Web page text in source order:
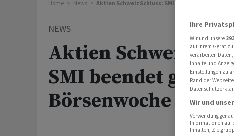
Home News Aktien Schweiz Schluss: SMI beendet gute
NEWS
Aktien Schweiz
SMI beendet gute
Börsenwoche im
Ihre
Wir und unsere 293
auf Ihrem Gerät
verarbeiten
Inhalte und
Einstellungen zu
Rand der
Wir und
Verwendung
Informationen auf
Inhalten,